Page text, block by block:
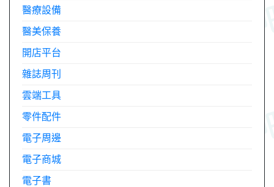
醫療設備
醫美保養
開店平台
雜誌周刊
雲端工具
零件配件
電子周邊
電子商城
電子書